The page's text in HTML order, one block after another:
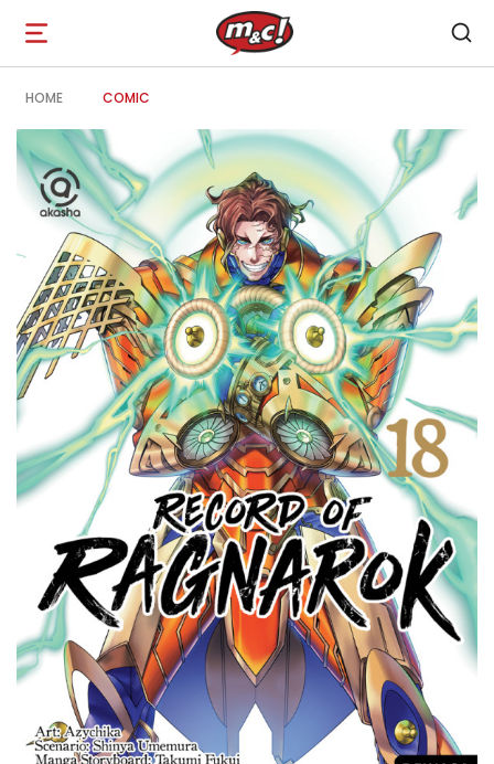
Open
navigation
HOME COMIC